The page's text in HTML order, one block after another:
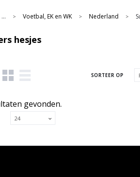
... > Voetbal, EK en WK > Nederland >
hesjes
SORTEER OP
gevonden.